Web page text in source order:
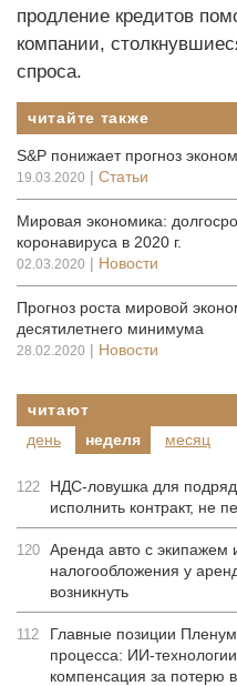
продление кредитов
компании,
спроса.
читайте также
S&P понижает прогноз
19.03.2020 | Статьи
Мировая экономика:
коронавируса в 2020 г.
02.03.2020 | Новости
Прогноз роста мировой
десятилетнего минимума
28.02.2020 | Новости
читают
день
неделя месяц
122
НДС-ловушка для
исполнить контракт, не
120 Аренда авто с экипажем
налогообложения у
возникнуть
112
Главные позиции
процесса: ИИ-
компенсация за потерю